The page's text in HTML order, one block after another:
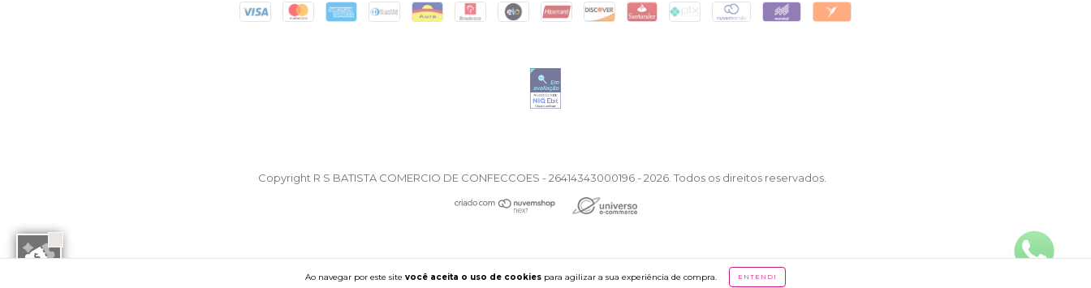
Ao navegar por este site você aceita o uso de cookies para agilizar a sua experiência de compra. ENTENDI
Copyright R S BATISTA COMERCIO DE CONFECCOES - 26414343000196 - 2026. Todos os direitos reservados.